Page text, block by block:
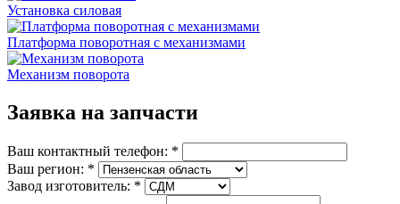
Установка силовая
Платформа поворотная с механизмами
Механизм поворота
Заявка на запчасти
Ваш контактный телефон: *
Ваш регион: *
Завод изготовитель: *